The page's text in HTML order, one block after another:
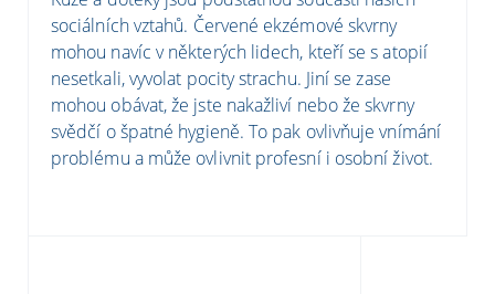
sociálních vztahů. Červené ekzémové skvrny
mohou navíc v některých lidech, kteří se s atopií
nesetkali, vyvolat pocity strachu. Jiní se zase
mohou obávat, že jste nakažliví nebo že skvrny
svědčí o špatné hygieně. To pak ovlivňuje vnímání
problému a může ovlivnit profesní i osobní život.